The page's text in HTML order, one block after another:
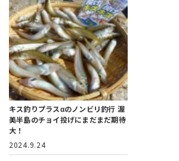
キス釣りプラスαのノンビリ釣行 渥
美半島のチョイ投げにまだまだ期待
大！
2024.9.24